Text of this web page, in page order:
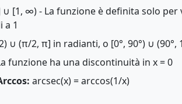
[1, ∞) - La funzione è definita solo per
a 1
∪ (π/2, π] in radianti, o [0°, 90°) ∪ (90°,
funzione ha una discontinuità in x = 0
arcsec(x) = arccos(1/x)